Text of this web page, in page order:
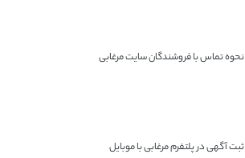
نحوه تماس با فروشندگان سایت مرغابی
ثبت آگهی در پلتفرم مرغابی با موبایل